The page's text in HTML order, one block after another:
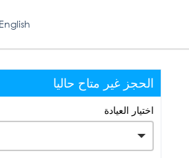
English
الحجز غير متاح حاليا
اختيار العيادة